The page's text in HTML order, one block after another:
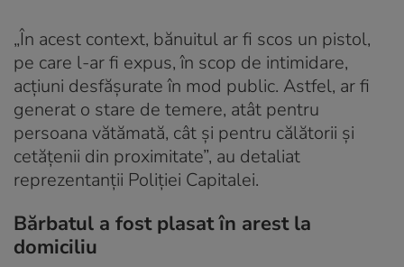
„În acest context, bănuitul ar fi scos un pistol,
pe care l-ar fi expus, în scop de intimidare,
acțiuni desfășurate în mod public. Astfel, ar fi
generat o stare de temere, atât pentru
persoana vătămată, cât și pentru călătorii și
cetățenii din proximitate”, au detaliat
reprezentanții Poliției Capitalei.
Bărbatul a fost plasat în arest la
domiciliu